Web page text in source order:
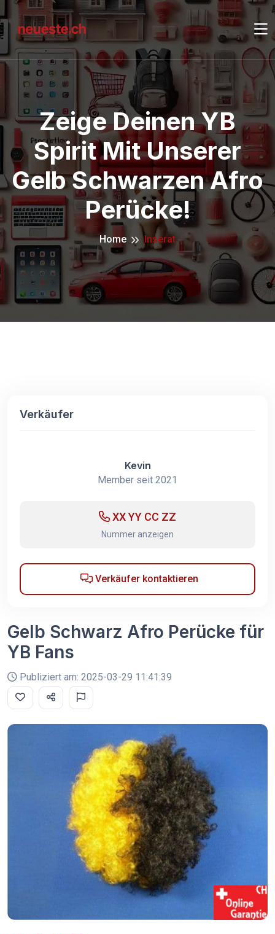
Zeige Deinen YB
Spirit Mit Unserer
Gelb Schwarzen Afro
Perücke!
Home Inserat
Verkäufer
Kevin
Member seit 2021
XX YY CC ZZ
Nummer anzeigen
Verkäufer kontaktieren
Gelb Schwarz Afro Perücke für
YB Fans
Publiziert am: 2025-03-29 11:41:39